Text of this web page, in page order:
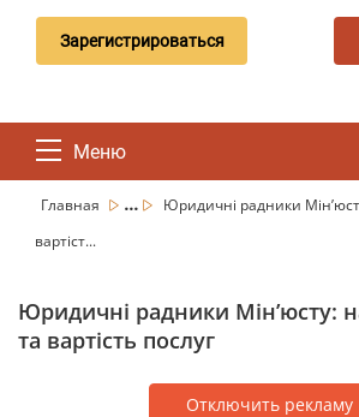
Зарегистрироваться
Меню
Главная ...
Юридичні радники
вартіст...
Юридичні радники Мін’юсту:
та вартість послуг
Отключить рекламу